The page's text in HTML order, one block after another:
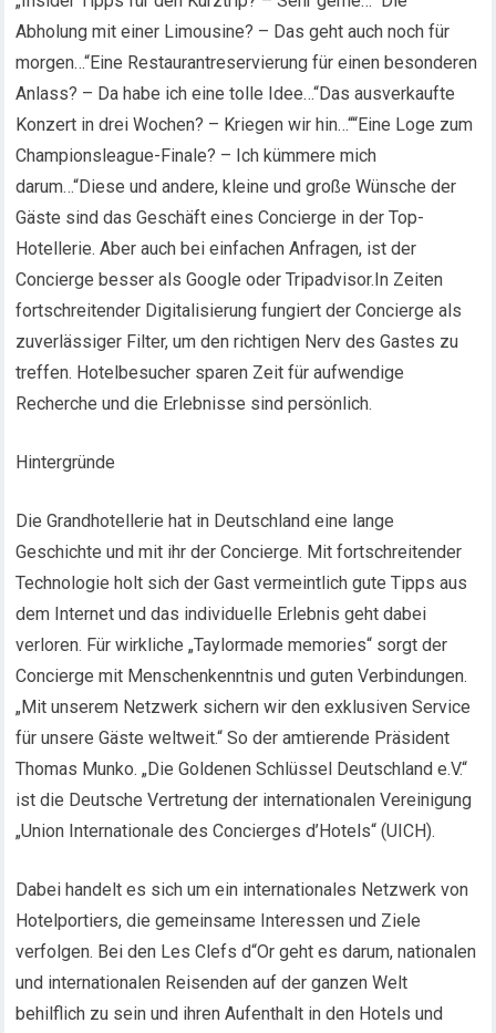
Abholung mit einer Limousine? – Das geht auch noch für
morgen…“Eine Restaurantreservierung für einen besonderen
Anlass? – Da habe ich eine tolle Idee…“Das ausverkaufte
Konzert in drei Wochen? – Kriegen wir hin…““Eine Loge zum
Championsleague-Finale? – Ich kümmere mich
darum…“Diese und andere, kleine und große Wünsche der
Gäste sind das Geschäft eines Concierge in der Top-
Hotellerie. Aber auch bei einfachen Anfragen, ist der
Concierge besser als Google oder Tripadvisor.In Zeiten
fortschreitender Digitalisierung fungiert der Concierge als
zuverlässiger Filter, um den richtigen Nerv des Gastes zu
treffen. Hotelbesucher sparen Zeit für aufwendige
Recherche und die Erlebnisse sind persönlich.
Hintergründe
Die Grandhotellerie hat in Deutschland eine lange
Geschichte und mit ihr der Concierge. Mit fortschreitender
Technologie holt sich der Gast vermeintlich gute Tipps aus
dem Internet und das individuelle Erlebnis geht dabei
verloren. Für wirkliche „Taylormade memories“ sorgt der
Concierge mit Menschenkenntnis und guten Verbindungen.
„Mit unserem Netzwerk sichern wir den exklusiven Service
für unsere Gäste weltweit.“ So der amtierende Präsident
Thomas Munko. „Die Goldenen Schlüssel Deutschland e.V.“
ist die Deutsche Vertretung der internationalen Vereinigung
„Union Internationale des Concierges d’Hotels“ (UICH).
Dabei handelt es sich um ein internationales Netzwerk von
Hotelportiers, die gemeinsame Interessen und Ziele
verfolgen. Bei den Les Clefs d“Or geht es darum, nationalen
und internationalen Reisenden auf der ganzen Welt
behilflich zu sein und ihren Aufenthalt in den Hotels und